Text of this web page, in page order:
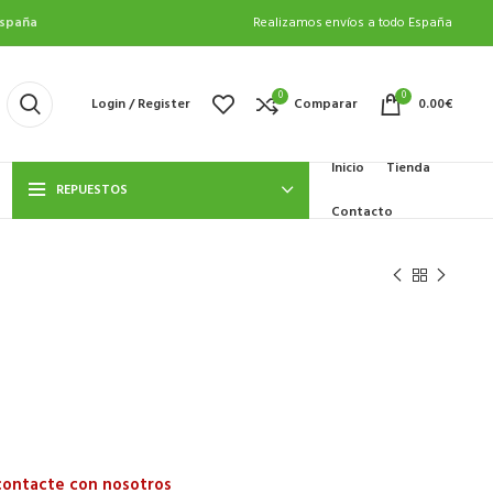
Realizamos envíos a todo España
Login / Register 0 Comparar 0 0.00€
REPUESTOS
Inicio
Tienda
Contacto
con nosotros